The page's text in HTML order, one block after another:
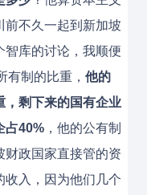
前不久一起到新加坡
智库的讨论，我顺便
有制的比重， 他的
，剩下来的国有企业
占40% ，他的公有制
财政国家直接管的资
收入，因为他们几个